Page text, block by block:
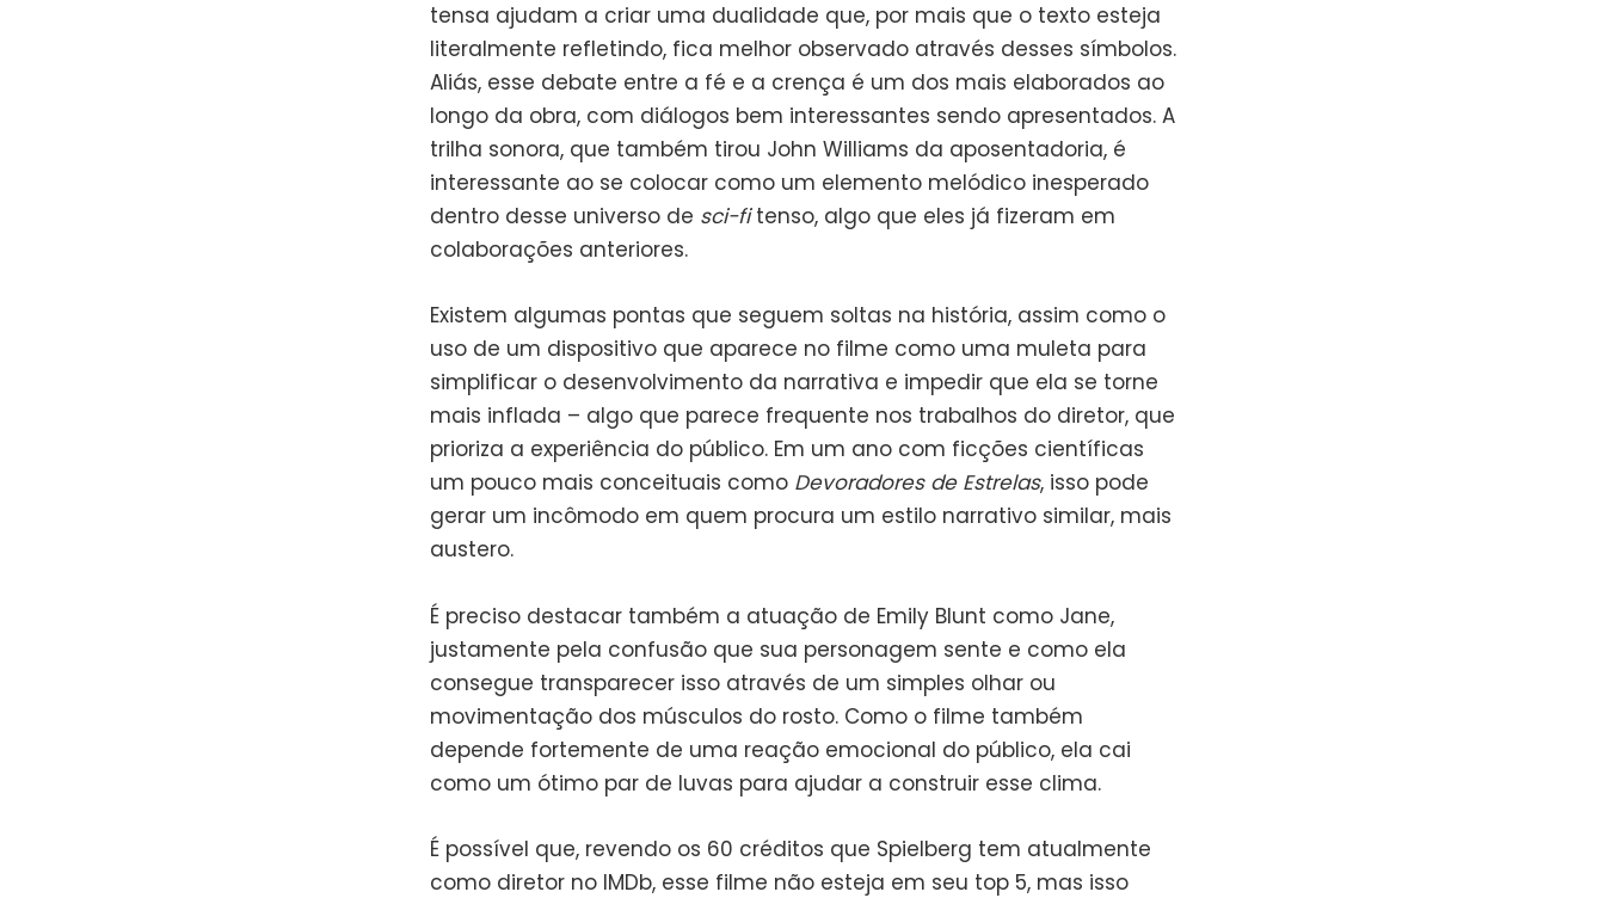
tensa ajudam a criar uma dualidade que, por mais que o texto esteja
literalmente refletindo, fica melhor observado através desses símbolos.
Aliás, esse debate entre a fé e a crença é um dos mais elaborados ao
longo da obra, com diálogos bem interessantes sendo apresentados. A
trilha sonora, que também tirou John Williams da aposentadoria, é
interessante ao se colocar como um elemento melódico inesperado
dentro desse universo de sci-fitenso, algo que eles já fizeram em
colaborações anteriores.
Existem algumas pontas que seguem soltas na história, assim como o
uso de um dispositivo que aparece no filme como uma muleta para
simplificar o desenvolvimento da narrativa e impedir que ela se torne
mais inflada – algo que parece frequente nos trabalhos do diretor, que
prioriza a experiência do público. Em um ano com ficções científicas
um pouco mais conceituais como Devoradores de Estrelas, isso pode
gerar um incômodo em quem procura um estilo narrativo similar, mais
austero.
É preciso destacar também a atuação de Emily Blunt como Jane,
justamente pela confusão que sua personagem sente e como ela
consegue transparecer isso através de um simples olhar ou
movimentação dos músculos do rosto. Como o filme também
depende fortemente de uma reação emocional do público, ela cai
como um ótimo par de luvas para ajudar a construir esse clima.
É possível que, revendo os 60 créditos que Spielberg tem atualmente
como diretor no IMDb, esse filme não esteja em seu top 5, mas isso